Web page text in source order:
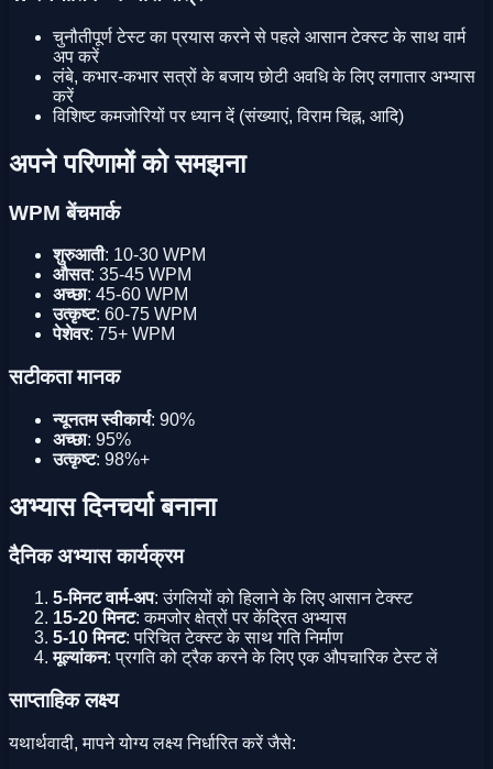
चुनौतीपूर्ण टेस्ट का प्रयास करने से पहले आसान टेक्स्ट के साथ वार्म
अप करें
लंबे, कभार-कभार सत्रों के बजाय छोटी अवधि के लिए लगातार अभ्यास
करें
विशिष्ट कमजोरियों पर ध्यान दें (संख्याएं, विराम चिह्न, आदि)
अपने परिणामों को समझना
WPM बेंचमार्क
शुरुआती: 10-30 WPM
औसत: 35-45 WPM
अच्छा: 45-60 WPM
उत्कृष्ट: 60-75 WPM
पेशेवर: 75+ WPM
सटीकता मानक
न्यूनतम स्वीकार्य: 90%
अच्छा: 95%
उत्कृष्ट: 98%+
अभ्यास दिनचर्या बनाना
दैनिक अभ्यास कार्यक्रम
5-मिनट वार्म-अप: उंगलियों को हिलाने के लिए आसान टेक्स्ट
15-20 मिनट: कमजोर क्षेत्रों पर केंद्रित अभ्यास
5-10 मिनट: परिचित टेक्स्ट के साथ गति निर्माण
मूल्यांकन: प्रगति को ट्रैक करने के लिए एक औपचारिक टेस्ट लें
साप्ताहिक लक्ष्य
यथार्थवादी, मापने योग्य लक्ष्य निर्धारित करें जैसे: